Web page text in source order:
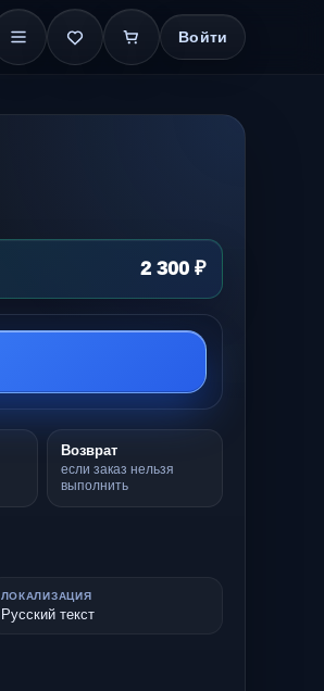
Войти
2 300 ₽
Возврат
если заказ нельзя
выполнить
ЛОКАЛИЗАЦИЯ
Русский текст